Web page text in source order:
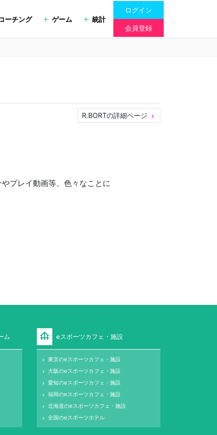
ーチング ゲーム 統計
ログイン
会員登録
R.BORTの詳細ページ keyboard_arrow_right
プレイ動画等、色々なことに
ム foundation eスポーツカフェ・施設
keyboard_arrow_right 東京のeスポーツカフェ・施設
keyboard_arrow_right 大阪のeスポーツカフェ・施設
keyboard_arrow_right 愛知のeスポーツカフェ・施設
keyboard_arrow_right 福岡のeスポーツカフェ・施設
keyboard_arrow_right 北海道のeスポーツカフェ・施設
keyboard_arrow_right 全国のeスポーツホテル